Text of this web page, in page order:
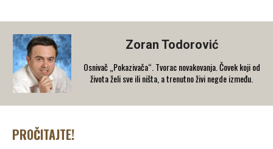
Zoran Todorović
Osnivač „Pokazivača“. Tvorac novakovanja. Čovek koji od
života želi sve ili ništa, a trenutno živi negde između.
PROČITAJTE!